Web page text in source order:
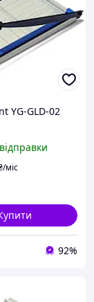
YG-GLD-02
/міс
92%